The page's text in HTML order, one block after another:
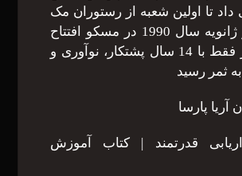
داد تا اولین شعبه از رستوران مک
دونالد را در ژانویه سال 1990 در مسکو افتتاح
کنم. این کار فقط با 14 سال پشتکار، نوآوری و
ثمر رسید
آریا پارسا
قدرتمند | کتاب آموزش